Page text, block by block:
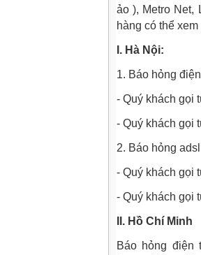
ảo ), Metro Net,
hàng có thể
I. Hà Nội:
1. Báo hỏng
- Quý khách gọi
- Quý khách gọi
2. Báo hỏng
- Quý khách gọi
- Quý khách gọi
II. Hồ Chí Minh
Báo hỏng điện